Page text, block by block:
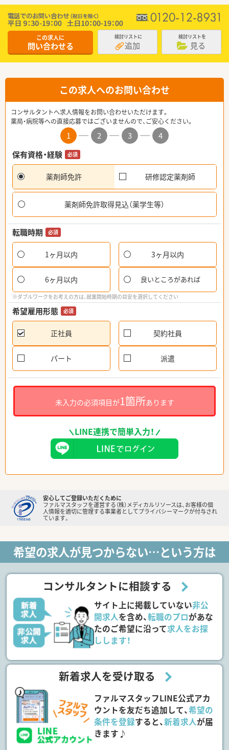
この求人に
問い合わせる
検討リストに
追加
検討リストを
見る
この求人へのお問い合わせ
コンサルタントへ求人情報をお問い合わせいただけます。
薬局・病院等への直接応募ではございませんので、ご安心ください。
1 2 3
4
保有資格・経験
必須
薬剤師免許 研修認定薬剤師
薬剤師免許取得見込（薬学生等）
転職時期 必須
1ヶ月以内 3ヶ月以内
6ヶ月以内 良いところがあれば
※ダブルワークをお考えの方は、就業開始時期の目安を選択してください
希望雇用形態 必須
正社員 契約社員
パート 派遣
未入力の必須項目が1箇所あります
LINE連携で簡単入力！
安心してご登録いただくために
ファルマスタッフを運営する（株）メディカルリソースは、お客様の個
人情報を適切に管理する事業者としてプライバシーマークが付与され
ています。
希望の求人が見つからない…という方は
コンサルタントに相談する
サイト上に掲載していない非公
開求人を含め、転職のプロがあな
たのご希望に沿って求人をお探
しします！
新着求人を受け取る
ファルマスタッフLINE公式アカ
ウントを友だち追加して、希望の
条件を登録すると、新着求人が届
きます♪